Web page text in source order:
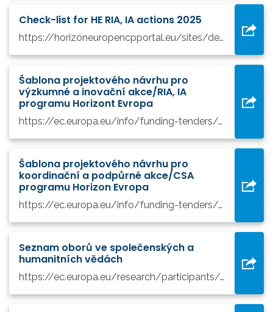
Check-list for HE RIA, IA actions 2025
https://horizoneuropencpportal.eu/sites/default/files/2025-08/check-list-ria-07-25.pdf
Šablona projektového návrhu pro
výzkumné a inovační akce/RIA, IA
programu Horizont Evropa
https://ec.europa.eu/info/funding-tenders/opportunities/docs/2021-2027/horizon/temp-form/af/af_he-ria-ia_en.pdf
Šablona projektového návrhu pro
koordinační a podpůrné akce/CSA
programu Horizon Evropa
https://ec.europa.eu/info/funding-tenders/opportunities/docs/2021-2027/horizon/temp-form/af/af_he-csa_en.pdf
Seznam oborů ve společenských a
humanitních vědách
https://ec.europa.eu/research/participants/docs/h2020-funding-guide/cross-cutting-issues/ssh_en.htm#listSSH